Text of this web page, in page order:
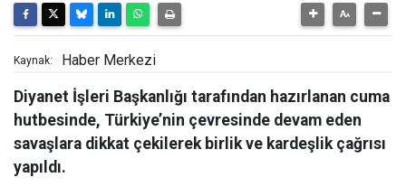
Kaynak: Haber Merkezi
Diyanet İşleri Başkanlığı tarafından hazırlanan cuma
hutbesinde, Türkiye’nin çevresinde devam eden
savaşlara dikkat çekilerek birlik ve kardeşlik çağrısı
yapıldı.